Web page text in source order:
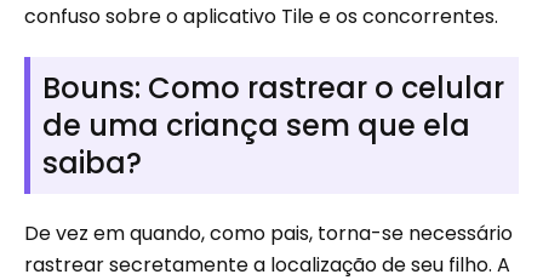
confuso sobre o aplicativo Tile e os concorrentes.
Bouns: Como rastrear o celular
de uma criança sem que ela
saiba?
De vez em quando, como pais, torna-se necessário
rastrear secretamente a localização de seu filho. A